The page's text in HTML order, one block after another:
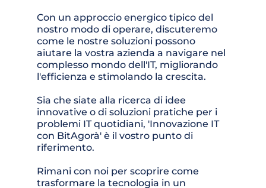
Con un approccio energico tipico del
nostro modo di operare, discuteremo
come le nostre soluzioni possono
aiutare la vostra azienda a navigare nel
complesso mondo dell'IT, migliorando
l'efficienza e stimolando la crescita.
Sia che siate alla ricerca di idee
innovative o di soluzioni pratiche per i
problemi IT quotidiani, 'Innovazione IT
con BitAgorà' è il vostro punto di
riferimento.
Rimani con noi per scoprire come
trasformare la tecnologia in un